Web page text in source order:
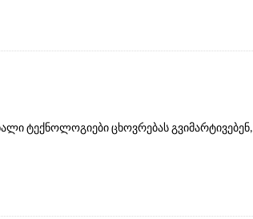
ტექნოლოგიები ცხოვრებას გვიმარტივებენ,